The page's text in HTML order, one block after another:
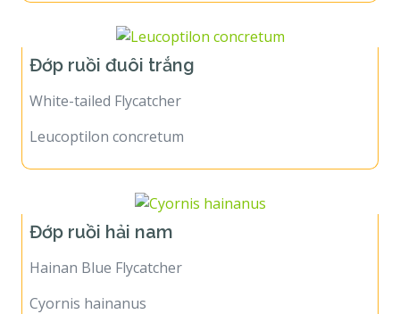
Đớp ruồi đuôi trắng
White-tailed Flycatcher
Leucoptilon concretum
Đớp ruồi hải nam
Hainan Blue Flycatcher
Cyornis hainanus